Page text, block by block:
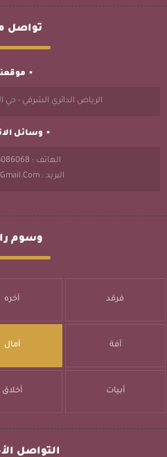
تواصل
الرياض الدائري الشرقي - حي
وسائل
الهاتف : 00966533086068
البريد : Taifarqad@gmail.com
وسوم
فرقد آخره
آفة آمال
أبيات أخلاق
التواصل